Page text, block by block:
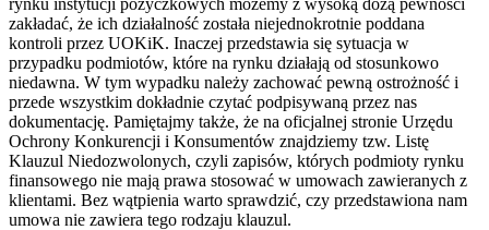
zakładać, że ich działalność została niejednokrotnie poddana
kontroli przez UOKiK. Inaczej przedstawia się sytuacja w
przypadku podmiotów, które na rynku działają od stosunkowo
niedawna. W tym wypadku należy zachować pewną ostrożność i
przede wszystkim dokładnie czytać podpisywaną przez nas
dokumentację. Pamiętajmy także, że na oficjalnej stronie Urzędu
Ochrony Konkurencji i Konsumentów znajdziemy tzw. Listę
Klauzul Niedozwolonych, czyli zapisów, których podmioty rynku
finansowego nie mają prawa stosować w umowach zawieranych z
klientami. Bez wątpienia warto sprawdzić, czy przedstawiona nam
umowa nie zawiera tego rodzaju klauzul.